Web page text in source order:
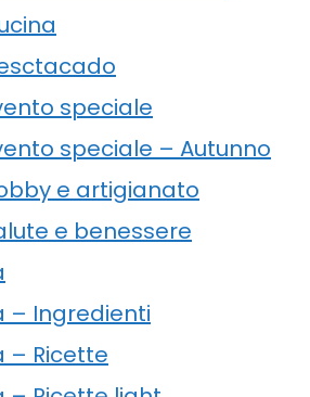
speciale
speciale – Autunno
e artigianato
e benessere
– Ingredienti
– Ricette